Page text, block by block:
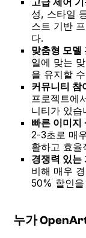
성, 스타일
스트 기반
다.
맞춤형 모델
일에 맞는
을 유지할
커뮤니티 참
프로젝트에
니티가 있습
빠른 이미지
2-3초로 매
활하고 효율
경쟁력 있는
비해 매우
50% 할인
누가